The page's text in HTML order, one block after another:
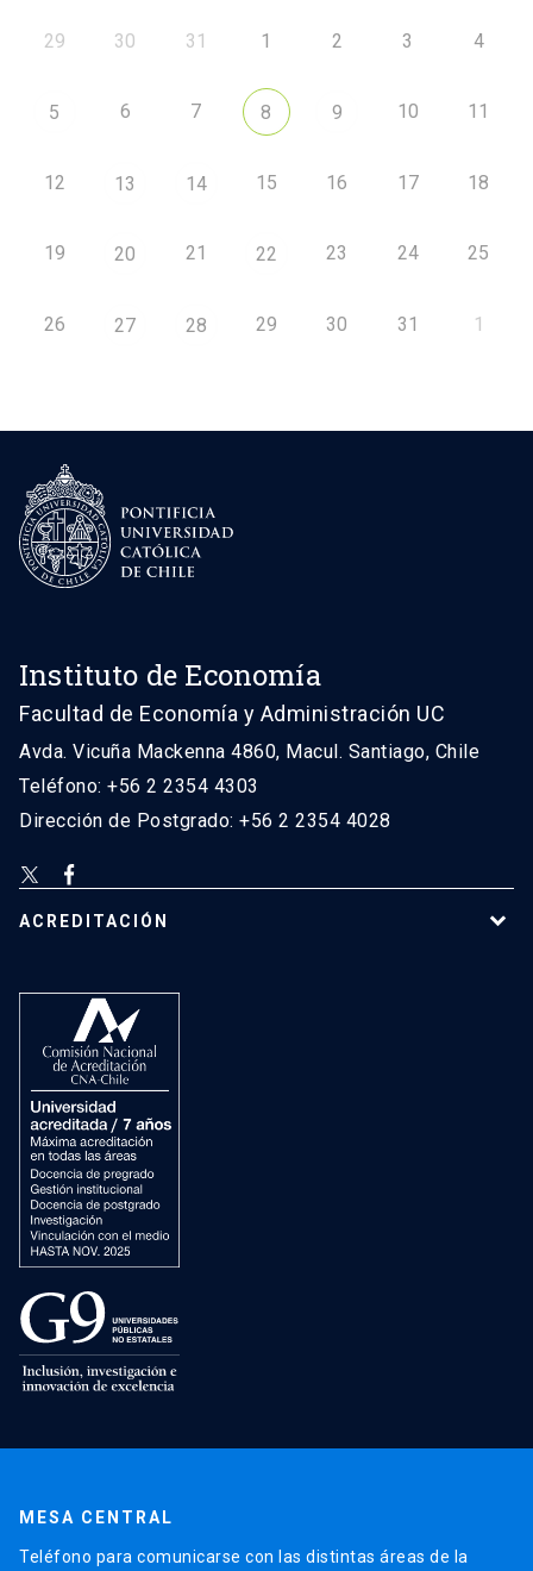
29 30 31 1 2 3 4
5 6 7 8 9 10 11
12 13 14 15 16 17 18
19 20 21 22 23 24 25
26 27 28 29 30 31 1
Instituto de Economía
Facultad de Economía y Administración UC
Avda. Vicuña Mackenna 4860, Macul. Santiago, Chile
Teléfono: +56 2 2354 4303
Dirección de Postgrado: +56 2 2354 4028
ACREDITACIÓN
MESA CENTRAL
Teléfono para comunicarse con las distintas áreas de la